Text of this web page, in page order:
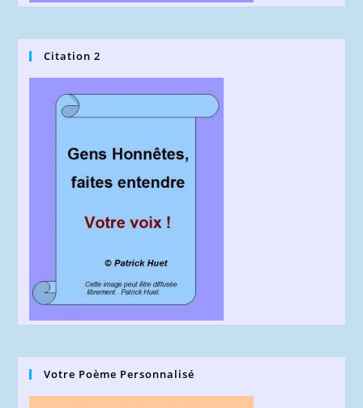
Citation 2
Votre Poème Personnalisé